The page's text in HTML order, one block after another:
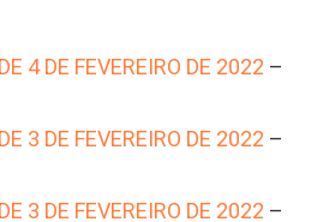
4 DE FEVEREIRO DE 2022 –
3 DE FEVEREIRO DE 2022 –
3 DE FEVEREIRO DE 2022 –